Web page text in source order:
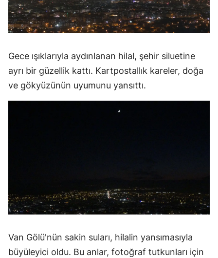
Gece ışıklarıyla aydınlanan hilal, şehir siluetine
ayrı bir güzellik kattı. Kartpostallık kareler, doğa
ve gökyüzünün uyumunu yansıttı.
Van Gölü'nün sakin suları, hilalin yansımasıyla
büyüleyici oldu. Bu anlar, fotoğraf tutkunları için